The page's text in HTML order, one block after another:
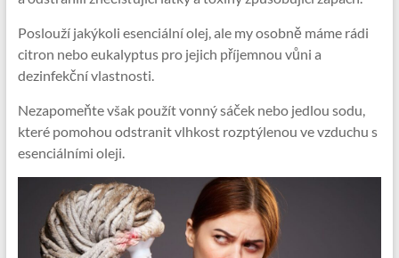
Poslouží jakýkoli esenciální olej, ale my osobně máme rádi
citron nebo eukalyptus pro jejich příjemnou vůni a
dezinfekční vlastnosti.
Nezapomeňte však použít vonný sáček nebo jedlou sodu,
které pomohou odstranit vlhkost rozptýlenou ve vzduchu s
esenciálními oleji.